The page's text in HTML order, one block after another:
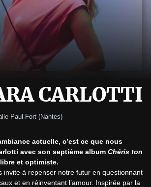
CARLOTTI
Paul-Fort (Nantes)
actuelle, c’est ce que nous
avec son septième album Chéris ton
et optimiste.
invite à repenser notre futur en questionnant
et en réinventant l’amour. Inspirée par la